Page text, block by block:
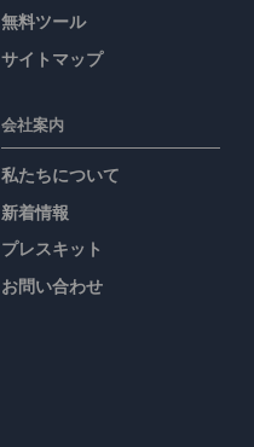
無料ツール
サイトマップ
会社案内
私たちについて
新着情報
プレスキット
お問い合わせ